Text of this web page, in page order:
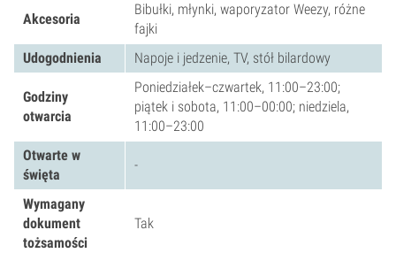
Akcesoria
Bibułki, młynki, waporyzator Weezy, różne
fajki
Udogodnienia
Napoje i jedzenie, TV, stół bilardowy
Godziny
otwarcia
Poniedziałek–czwartek, 11:00–23:00;
piątek i sobota, 11:00–00:00; niedziela,
11:00–23:00
Otwarte w
święta
-
Wymagany
dokument
tożsamości
Tak